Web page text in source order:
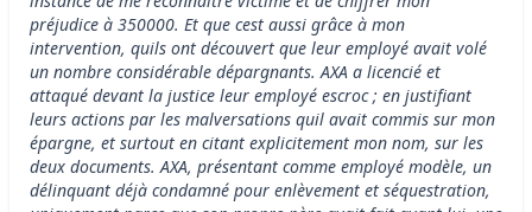
préjudice à 350000. Et que cest aussi grâce à mon
intervention, quils ont découvert que leur employé avait volé
un nombre considérable dépargnants. AXA a licencié et
attaqué devant la justice leur employé escroc ; en justifiant
leurs actions par les malversations quil avait commis sur mon
épargne, et surtout en citant explicitement mon nom, sur les
deux documents. AXA, présentant comme employé modèle, un
délinquant déjà condamné pour enlèvement et séquestration,